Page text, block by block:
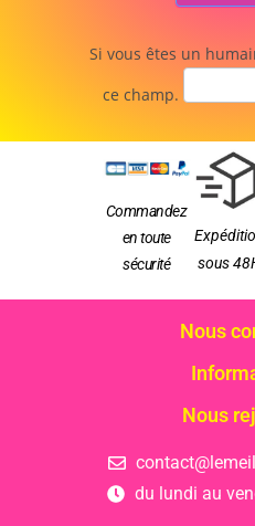
Si vous êtes un
ce champ.
Commandez
en toute
sécurité
sous
Nous
Nous
du lundi au